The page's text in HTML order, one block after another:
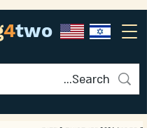
4two